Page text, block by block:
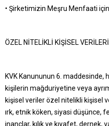
• Şirketimizin Meşru Menfaati
ÖZEL NİTELİKLİ KİŞİSEL
KVK Kanununun 6. maddesinde,
kişilerin mağduriyetine veya
kişisel veriler özel nitelikli kişisel
ırk, etnik köken, siyasi düşünce,
inançlar, kılık ve kıyafet, dernek,